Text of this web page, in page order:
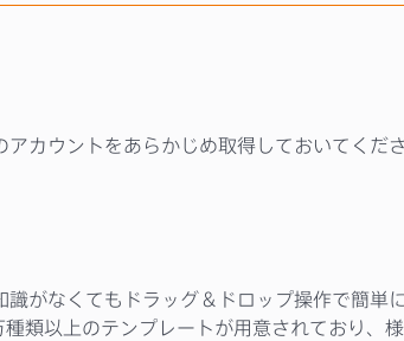
ウントをあらかじめ取得しておいてくださ
識がなくてもドラッグ＆ドロップ操作で簡単
類以上のテンプレートが用意されており、